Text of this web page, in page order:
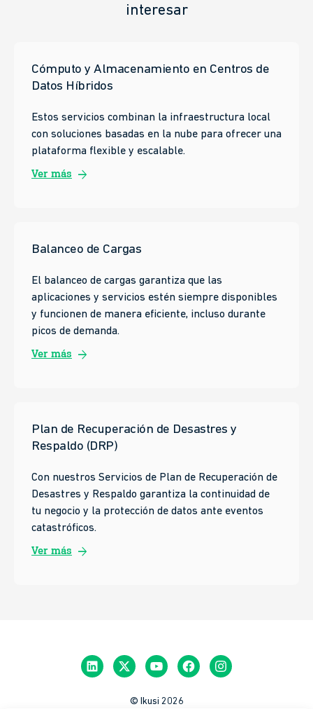
interesar
Cómputo y Almacenamiento en Centros de
Datos Híbridos
Estos servicios combinan la infraestructura local
con soluciones basadas en la nube para ofrecer una
plataforma flexible y escalable.
Ver más arrow_forward
Balanceo de Cargas
El balanceo de cargas garantiza que las
aplicaciones y servicios estén siempre disponibles
y funcionen de manera eficiente, incluso durante
picos de demanda.
Ver más arrow_forward
Plan de Recuperación de Desastres y
Respaldo (DRP)
Con nuestros Servicios de Plan de Recuperación de
Desastres y Respaldo garantiza la continuidad de
tu negocio y la protección de datos ante eventos
catastróficos.
Ver más arrow_forward
© Ikusi 2026